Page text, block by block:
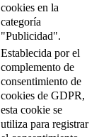
cookies en la
categoría
"Publicidad".
Establecida por el
complemento de
consentimiento de
cookies de GDPR,
esta cookie se
utiliza para registrar